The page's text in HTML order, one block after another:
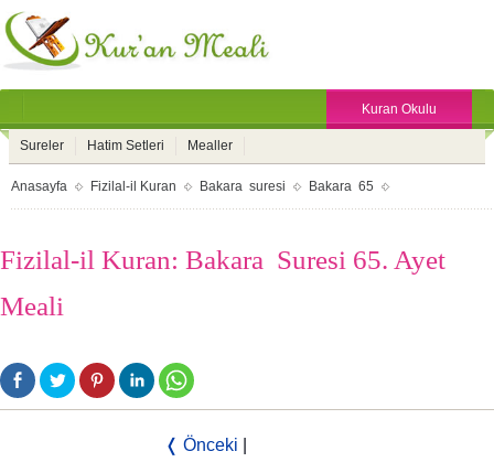
Kuran Okulu
Sureler Hatim Setleri Mealler
Anasayfa Fizilal-il Kuran Bakara suresi Bakara 65
Fizilal-il Kuran: Bakara Suresi 65. Ayet
Meali
❬ Önceki